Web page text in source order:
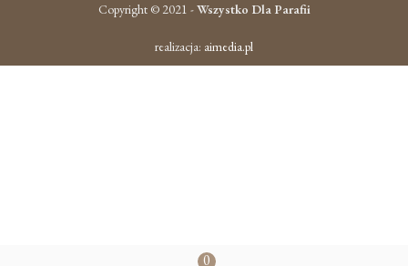
0
Copyright © 2021 -Wszystko Dla Parafii
realizacja: aimedia.pl